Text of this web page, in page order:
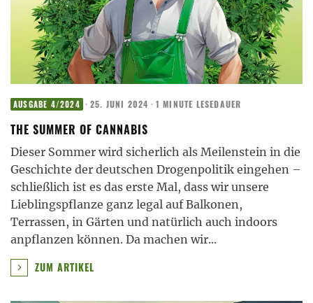
AUSGABE 4/2024 · 25. JUNI 2024 · 1 MINUTE LESEDAUER
THE SUMMER OF CANNABIS
Dieser Sommer wird sicherlich als Meilenstein in die
Geschichte der deutschen Drogenpolitik eingehen –
schließlich ist es das erste Mal, dass wir unsere
Lieblingspflanze ganz legal auf Balkonen,
Terrassen, in Gärten und natürlich auch indoors
anpflanzen können. Da machen wir...
ZUM ARTIKEL